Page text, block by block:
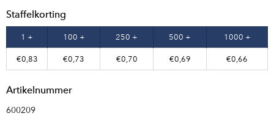
Staffelkorting
1 + 100 + 250 + 500 + 1000 +
€0,83 €0,73 €0,70 €0,69 €0,66
Artikelnummer
600209